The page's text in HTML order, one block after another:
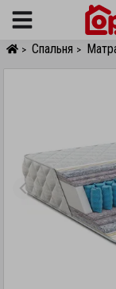
Menu
> Спальня >